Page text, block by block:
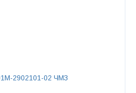
2902101-02 ЧМЗ